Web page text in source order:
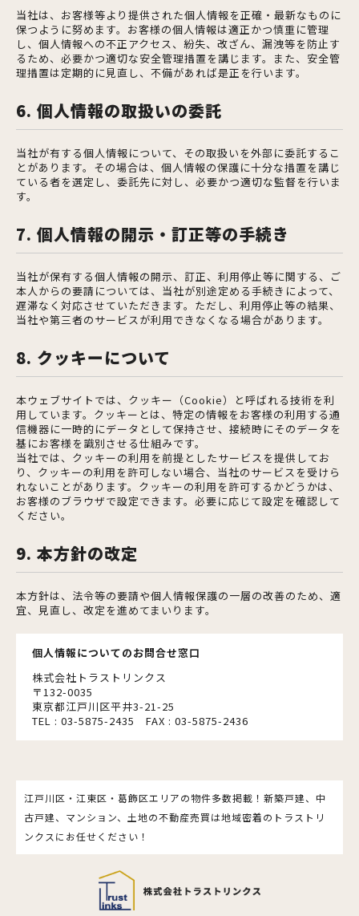
当社は、お客様等より提供された個人情報を正確・最新なものに
保つように努めます。お客様の個人情報は適正かつ慎重に管理
し、個人情報への不正アクセス、紛失、改ざん、漏洩等を防止す
るため、必要かつ適切な安全管理措置を講じます。また、安全管
理措置は定期的に見直し、不備があれば是正を行います。
6. 個人情報の取扱いの委託
当社が有する個人情報について、その取扱いを外部に委託するこ
とがあります。その場合は、個人情報の保護に十分な措置を講じ
ている者を選定し、委託先に対し、必要かつ適切な監督を行いま
す。
7. 個人情報の開示・訂正等の手続き
当社が保有する個人情報の開示、訂正、利用停止等に関する、ご
本人からの要請については、当社が別途定める手続きによって、
遅滞なく対応させていただきます。ただし、利用停止等の結果、
当社や第三者のサービスが利用できなくなる場合があります。
8. クッキーについて
本ウェブサイトでは、クッキー（Cookie）と呼ばれる技術を利
用しています。クッキーとは、特定の情報をお客様の利用する通
信機器に一時的にデータとして保持させ、接続時にそのデータを
基にお客様を識別させる仕組みです。
当社では、クッキーの利用を前提としたサービスを提供してお
り、クッキーの利用を許可しない場合、当社のサービスを受けら
れないことがあります。クッキーの利用を許可するかどうかは、
お客様のブラウザで設定できます。必要に応じて設定を確認して
ください。
9. 本方針の改定
本方針は、法令等の要請や個人情報保護の一層の改善のため、適
宜、見直し、改定を進めてまいります。
個人情報についてのお問合せ窓口
株式会社トラストリンクス
〒132-0035
東京都江戸川区平井3-21-25
TEL : 03-5875-2435 FAX : 03-5875-2436
江戸川区・江東区・葛飾区エリアの物件多数掲載！新築戸建、中
古戸建、マンション、土地の不動産売買は地域密着のトラストリ
ンクスにお任せください！